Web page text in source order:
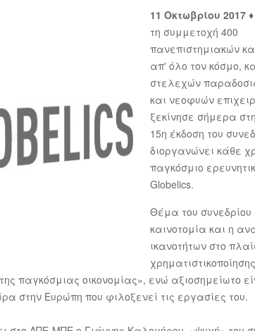
11 Οκτωβρίου 2017 ♦
τη συμμετοχή 400
πανεπιστημιακών
απ' όλο τον κόσμο,
στελεχών
και νεοφυών
ξεκίνησε σήμερα
15η έκδοση του
διοργανώνει κάθε
παγκόσμιο
Globelics.
Θέμα του συνεδρίου
καινοτομία και η
ικανοτήτων στο
χρηματιστικοποίησης
παγκόσμιας οικονομίας», ενώ αξιοσημείωτο
στην Ευρώπη που φιλοξενεί τις εργασίες του.